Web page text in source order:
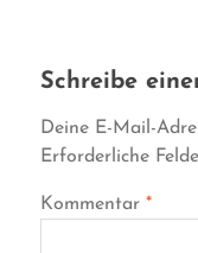
Schreibe
Deine E-Mail-
Erforderliche
Kommentar *